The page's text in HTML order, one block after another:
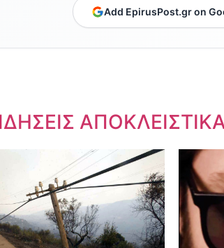
Add EpirusPost.gr on